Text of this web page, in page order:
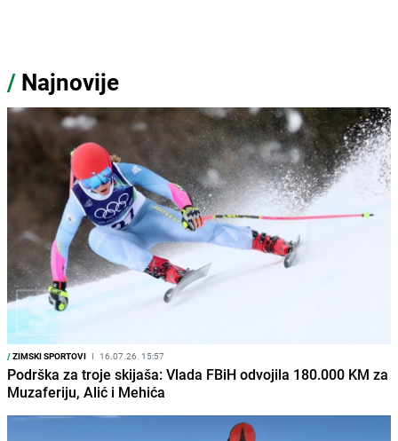
/ Najnovije
/ZIMSKI SPORTOVI I 16.07.26. 15:57
Podrška za troje skijaša: Vlada FBiH odvojila 180.000 KM za
Muzaferiju, Alić i Mehića